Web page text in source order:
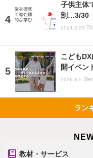
子供主体
剖…3/30
2024.2.29
こども
開イベン
2026.8.5
ラン
教材・サービス